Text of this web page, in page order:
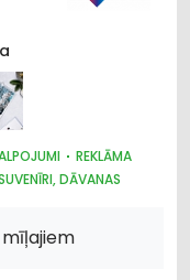
REKLĀMA
DĀVANAS
mīļajiem